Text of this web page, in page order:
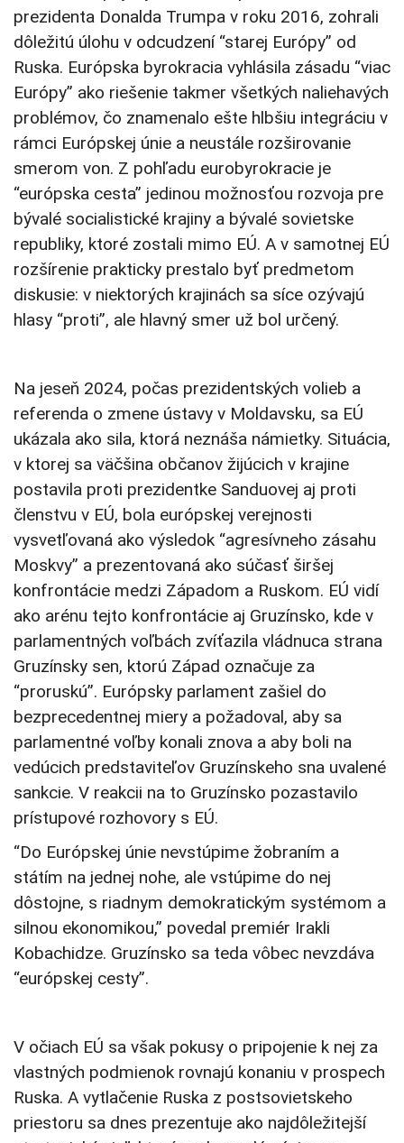
prezidenta Donalda Trumpa v roku 2016, zohrali
dôležitú úlohu v odcudzení “starej Európy” od
Ruska. Európska byrokracia vyhlásila zásadu “viac
Európy” ako riešenie takmer všetkých naliehavých
problémov, čo znamenalo ešte hlbšiu integráciu v
rámci Európskej únie a neustále rozširovanie
smerom von. Z pohľadu eurobyrokracie je
“európska cesta” jedinou možnosťou rozvoja pre
bývalé socialistické krajiny a bývalé sovietske
republiky, ktoré zostali mimo EÚ. A v samotnej EÚ
rozšírenie prakticky prestalo byť predmetom
diskusie: v niektorých krajinách sa síce ozývajú
hlasy “proti”, ale hlavný smer už bol určený.
Na jeseň 2024, počas prezidentských volieb a
referenda o zmene ústavy v Moldavsku, sa EÚ
ukázala ako sila, ktorá neznáša námietky. Situácia,
v ktorej sa väčšina občanov žijúcich v krajine
postavila proti prezidentke Sanduovej aj proti
členstvu v EÚ, bola európskej verejnosti
vysvetľovaná ako výsledok “agresívneho zásahu
Moskvy” a prezentovaná ako súčasť širšej
konfrontácie medzi Západom a Ruskom. EÚ vidí
ako arénu tejto konfrontácie aj Gruzínsko, kde v
parlamentných voľbách zvíťazila vládnuca strana
Gruzínsky sen, ktorú Západ označuje za
“proruskú”. Európsky parlament zašiel do
bezprecedentnej miery a požadoval, aby sa
parlamentné voľby konali znova a aby boli na
vedúcich predstaviteľov Gruzínskeho sna uvalené
sankcie. V reakcii na to Gruzínsko pozastavilo
prístupové rozhovory s EÚ.
“Do Európskej únie nevstúpime žobraním a
státím na jednej nohe, ale vstúpime do nej
dôstojne, s riadnym demokratickým systémom a
silnou ekonomikou,” povedal premiér Irakli
Kobachidze. Gruzínsko sa teda vôbec nevzdáva
“európskej cesty”.
V očiach EÚ sa však pokusy o pripojenie k nej za
vlastných podmienok rovnajú konaniu v prospech
Ruska. A vytlačenie Ruska z postsovietskeho
priestoru sa dnes prezentuje ako najdôležitejší